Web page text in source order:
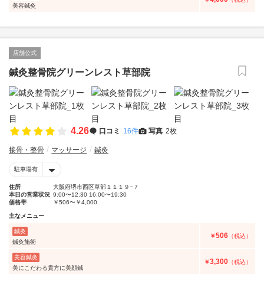
美容鍼灸
店舗公式
鍼灸整骨院グリーンレスト草部院
4.26 口コミ 16件 写真 2枚
接骨・整骨 マッサージ 鍼灸
駐車場有
住所
大阪府堺市西区草部１１１９−７
本日の営業状況 9:00〜12:30 16:00〜19:30
価格帯
￥506〜￥4,000
主なメニュー
鍼灸
鍼灸施術
￥506 （税込）
美容鍼灸
美にこだわる貴方に美顔鍼
￥3,300 （税込）